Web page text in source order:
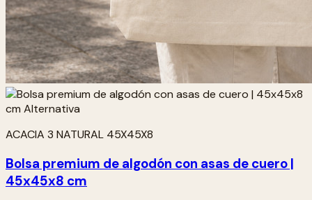
ACACIA 3 NATURAL 45X45X8
Bolsa premium de algodón con asas de cuero |
45x45x8 cm